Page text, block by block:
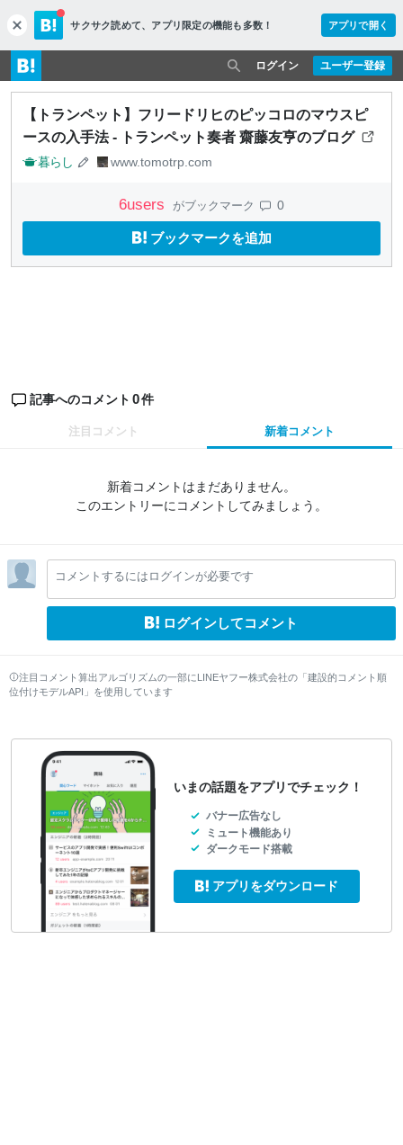
c
l
o
s
e
サクサク読めて、 アプリ限定の機能も多数！ アプリで開く
ユーザー登録
ログイン
【トランペット】フリードリヒのピッコロのマウスピ
ースの入手法 - トランペット奏者 齋藤友亨のブログ
暮らし www.tomotrp.com
6users がブックマーク 0
ブックマークを追加
記事へのコメント 0件
注目コメント 新着コメント
新着コメントはまだありません。
このエントリーにコメントしてみましょう。
コメントするにはログインが必要です
ログインしてコメント
注目コメント算出アルゴリズムの一部にLINEヤフー株式会社の「建設的コメント順
位付けモデルAPI」を使用しています
いまの話題をアプリでチェック！
バナー広告なし
ミュート機能あり
ダークモード搭載
アプリをダウンロード